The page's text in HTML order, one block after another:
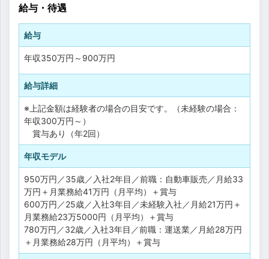
給与・待遇
給与
年収350万円 ～ 900万円
給与詳細
※上記金額は経験者の場合の目安です。（未経験の場合：
年収300万円～）
賞与あり（年2回）
年収モデル
950万円／35歳／入社2年目／前職：自動車販売／月給33
万円＋月業務給41万円（月平均）＋賞与
600万円／25歳／入社3年目／未経験入社／月給21万円＋
月業務給23万5000円（月平均）＋賞与
780万円／32歳／入社3年目／前職：運送業／月給28万円
＋月業務給28万円（月平均）＋賞与